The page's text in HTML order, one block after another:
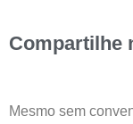
Compartilhe
Mesmo sem